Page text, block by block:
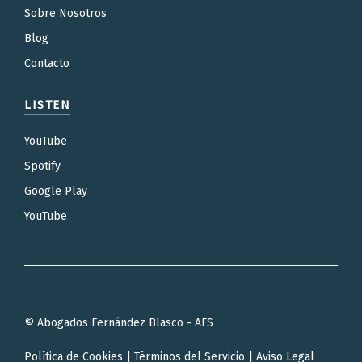
Sobre Nosotros
Blog
Contacto
LISTEN
YouTube
Spotify
Google Play
YouTube
© Abogados Fernández Blasco - AFS
Política de Cookies Términos del Servicio Aviso Legal